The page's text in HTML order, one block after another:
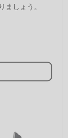
ましょう。